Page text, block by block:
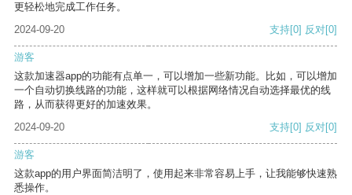
更轻松地完成工作任务。
2024-09-20
支持[0] 反对[0]
游客
这款加速器app的功能有点单一，可以增加一些新功能。比如，可以增加
一个自动切换线路的功能，这样就可以根据网络情况自动选择最优的线
路，从而获得更好的加速效果。
2024-09-20
支持[0] 反对[0]
游客
这款app的用户界面简洁明了，使用起来非常容易上手，让我能够快速熟
悉操作。